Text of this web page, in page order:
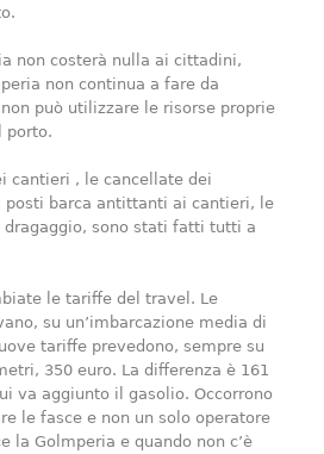
non costerà nulla ai cittadini,
non continua a fare da
può utilizzare le risorse proprie
porto.
cantieri , le cancellate dei
barca antittanti ai cantieri, le
sono stati fatti tutti a
le tariffe del travel. Le
su un’imbarcazione media di
tariffe prevedono, sempre su
350 euro. La differenza è 161
va aggiunto il gasolio. Occorrono
le fasce e non un solo operatore
la Golmperia e quando non c’è